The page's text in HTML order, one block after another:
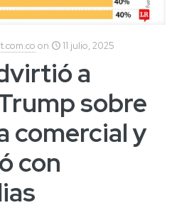
on 11 julio, 2025
a
sobre
comercial y
con